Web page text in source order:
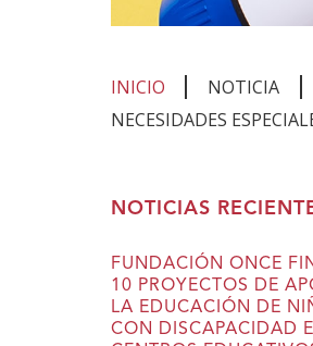
INICIO NOTICIA
NECESIDADES
NOTICIAS
FUNDACIÓN ONCE
10 PROYECTOS DE
LA EDUCACIÓN DE
CON DISCAPACIDAD